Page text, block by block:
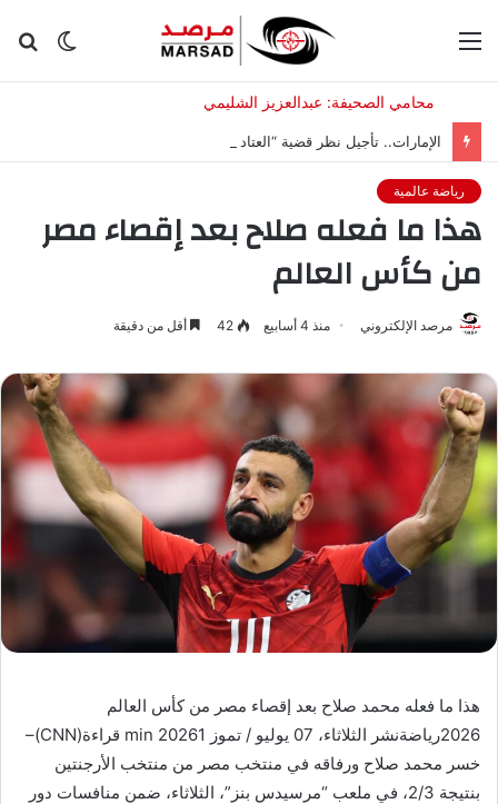
الوضع
الإمارات.. تأجيل نظر قضية “العتاد العسكري للسودان”
رياضة عالمية
هذا ما فعله صلاح بعد إقصاء مصر
من كأس العالم
مرصد الإلكتروني منذ 4 أسابيع 42 أقل من دقيقة
هذا ما فعله محمد صلاح بعد إقصاء مصر من كأس العالم
2026رياضةنشر الثلاثاء، 07 يوليو / تموز 20261 min قراءة(CNN)–
خسر محمد صلاح ورفاقه في منتخب مصر من منتخب الأرجنتين
بنتيجة 2/3، في ملعب “مرسيدس بنز”، الثلاثاء، ضمن منافسات دور